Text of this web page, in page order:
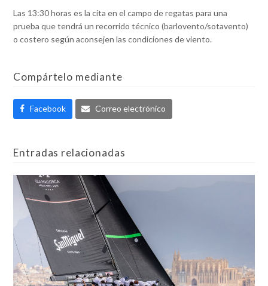
Las 13:30 horas es la cita en el campo de regatas para una
prueba que tendrá un recorrido técnico (barlovento/sotavento)
o costero según aconsejen las condiciones de viento.
Compártelo mediante
Facebook Correo electrónico
Entradas relacionadas